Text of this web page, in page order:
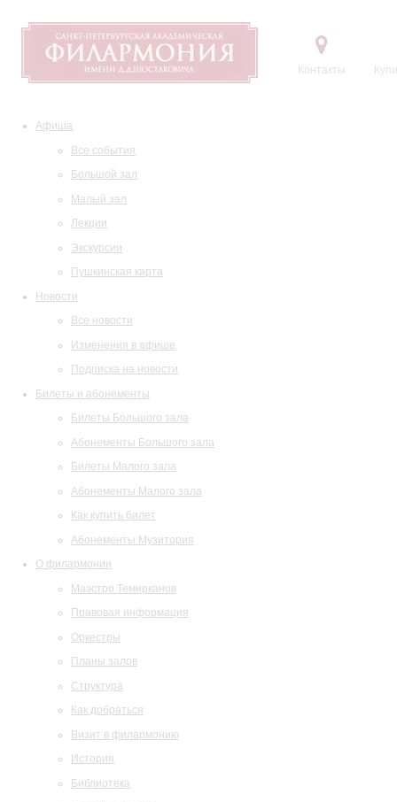
Контакты
Афиша
Все события
Большой зал
Малый зал
Лекции
Экскурсии
Пушкинская карта
Новости
Все новости
Изменения в афише
Подписка на новости
Билеты и абонементы
Билеты Большого зала
Абонементы Большого зала
Билеты Малого зала
Абонементы Малого зала
Как купить билет
Абонементы Музитория
О филармонии
Маэстро Темирканов
Правовая информация
Оркестры
Планы залов
Структура
Как добраться
Визит в филармонию
История
Библиотека